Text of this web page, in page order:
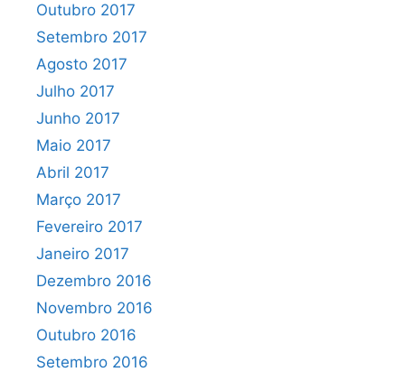
Outubro 2017
Setembro 2017
Agosto 2017
Julho 2017
Junho 2017
Maio 2017
Abril 2017
Março 2017
Fevereiro 2017
Janeiro 2017
Dezembro 2016
Novembro 2016
Outubro 2016
Setembro 2016